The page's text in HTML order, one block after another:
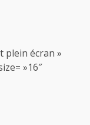
plein écran »
»16″